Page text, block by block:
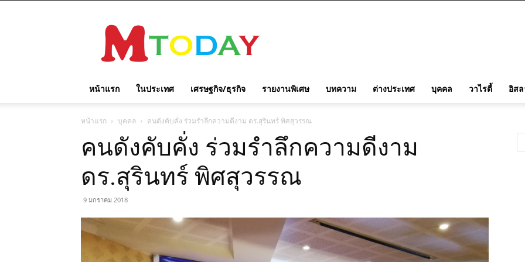
TODAY
หน้าแรก ในประเทศ เศรษฐกิจ/ธุรกิจ รายงานพิเศษ บทความ ต่างประเทศ บุคคล วาไรตี้ อิส
หน้าแรก บุคคล คนดังคับคั่ง ร่วมรำลึกความดีงาม ดร.สุรินทร์ พิศสุวรรณ
คนดังคับคั่ง ร่วมรำลึกความดีงาม
ดร.สุรินทร์ พิศสุวรรณ
9 มกราคม 2018